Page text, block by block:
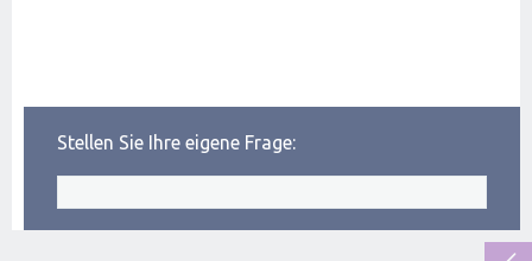
Stellen Sie Ihre eigene Frage: